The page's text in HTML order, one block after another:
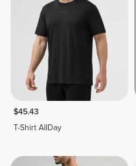
$45.43
T-Shirt AllDay